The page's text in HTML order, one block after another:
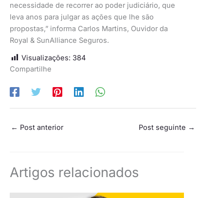
necessidade de recorrer ao poder judiciário, que
leva anos para julgar as ações que lhe são
propostas,” informa Carlos Martins, Ouvidor da
Royal & SunAlliance Seguros.
Visualizações: 384
Compartilhe
← Post anterior Post seguinte →
Artigos relacionados